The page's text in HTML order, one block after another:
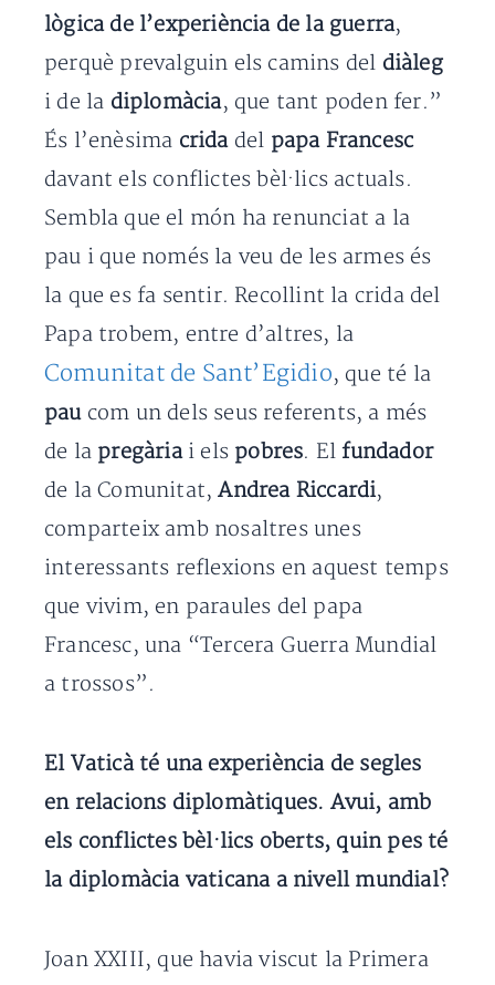
lògica de l’experiència de la guerra,
perquè prevalguin els camins del diàleg
i de la diplomàcia, que tant poden fer.”
És l’enèsima crida del papa Francesc
davant els conflictes bèl·lics actuals.
Sembla que el món ha renunciat a la
pau i que només la veu de les armes és
la que es fa sentir. Recollint la crida del
Papa trobem, entre d’altres, la
Comunitat de Sant’Egidio, que té la
pau com un dels seus referents, a més
de la pregària i els pobres. Elfundador
de la Comunitat,Andrea Riccardi,
comparteix amb nosaltres unes
interessants reflexions en aquest temps
que vivim, en paraules del papa
Francesc, una “Tercera Guerra Mundial
a trossos”.
El Vaticà té una experiència de segles
en relacions diplomàtiques. Avui, amb
els conflictes bèl·lics oberts, quin pes té
la diplomàcia vaticana a nivell mundial?
Joan XXIII, que havia viscut la Primera